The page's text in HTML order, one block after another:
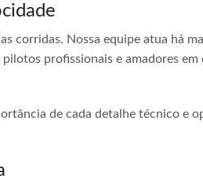
corridas. Nossa equipe atua há
profissionais e amadores
de cada detalhe técnico e